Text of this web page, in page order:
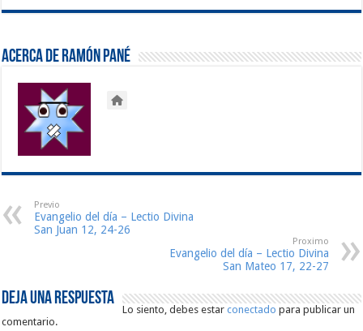
Acerca de Ramón Pané
Previo
Evangelio del día – Lectio Divina
San Juan 12, 24-26
Proximo
Evangelio del día – Lectio Divina
San Mateo 17, 22-27
Deja una respuesta
Lo siento, debes estarconectado para publicar un
comentario.